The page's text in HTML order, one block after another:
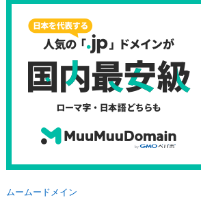
ムームードメイン